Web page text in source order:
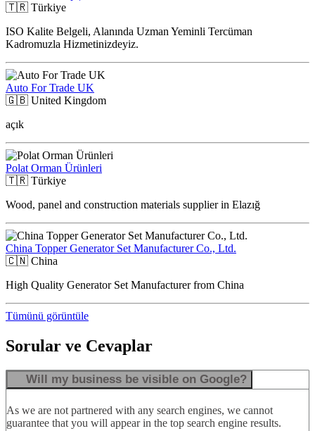
🇹🇷 Türkiye
ISO Kalite Belgeli, Alanında Uzman Yeminli Tercüman
Kadromuzla Hizmetinizdeyiz.
Auto For Trade UK
🇬🇧 United Kingdom
açık
Polat Orman Ürünleri
🇹🇷 Türkiye
Wood, panel and construction materials supplier in Elazığ
China Topper Generator Set Manufacturer Co., Ltd.
🇨🇳 China
High Quality Generator Set Manufacturer from China
Tümünü görüntüle
Sorular ve Cevaplar
Will my business be visible on Google?
As we are not partnered with any search engines, we cannot
guarantee that you will appear in the top search engine results.